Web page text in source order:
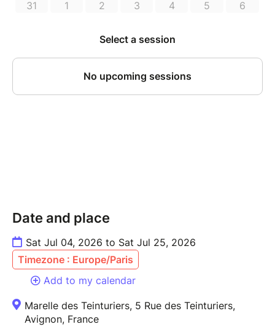
Date and place
Sat Jul 04, 2026 to Sat Jul 25, 2026
Timezone : Europe/Paris
Add to my calendar
Marelle des Teinturiers, 5 Rue des Teinturiers,
Avignon, France